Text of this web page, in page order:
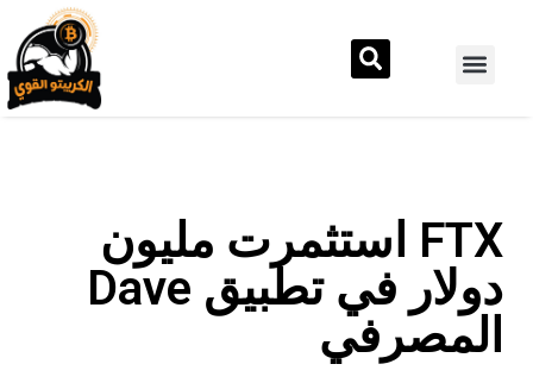
FTX استثمرت مليون
دولار في تطبيق Dave
المصرفي